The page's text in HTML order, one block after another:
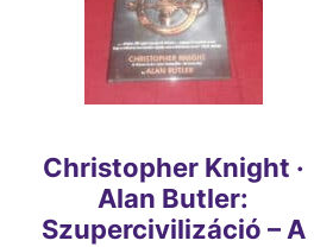
Christopher Knight ·
Alan Butler:
Szupercivilizáció – A